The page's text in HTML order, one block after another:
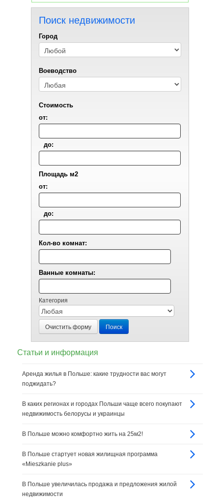
Поиск недвижимости
Город
Воеводствo
Стоимость
от:
до:
Площадь м2
от:
до:
Кол-во комнат:
Ванные комнаты:
Категория
Очистить форму Поиск
Статьи и информация
Аренда жилья в Польше: какие трудности вас могут
поджидать?
В каких регионах и городах Польши чаще всего покупают
недвижимость белорусы и украинцы
В Польше можно комфортно жить на 25м2!
В Польше стартует новая жилищная программа
«Mieszkanie plus»
В Польше увеличилась продажа и предложения жилой
недвижимости